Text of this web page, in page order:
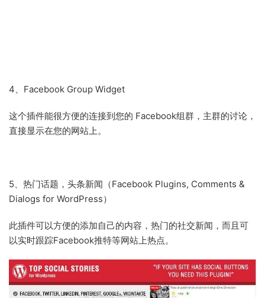
4、Facebook Group Widget
这个插件能很方便的连接到您的 Facebook组群，主群的讨论，
直接显示在您的网站上。
5、热门话题，头条新闻（Facebook Plugins, Comments &
Dialogs for WordPress）
此插件可以方便的添加自己的内容，热门的社交新闻，而且可
以实时跟踪Facebook推特等网站上热点。